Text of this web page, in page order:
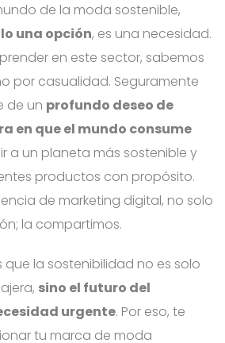
de la moda sostenible,
una opción, es una necesidad.
en este sector, sabemos
por casualidad. Seguramente
de un profundo deseo de
en que el mundo consume
a un planeta más sostenible y
productos con propósito.
de marketing digital, no solo
la compartimos.
que la sostenibilidad no es solo
sino el futuro del
urgente. Por eso, te
tu marca de moda